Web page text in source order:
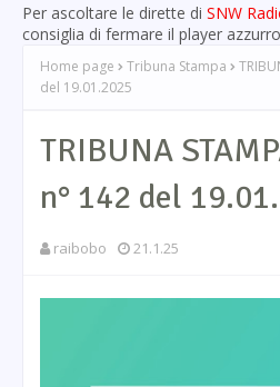
Per ascoltare le dirette di SNW
consiglia di fermare il player
Home page Tribuna Stampa
del 19.01.2025
TRIBUNA
n° 142 del
raibobo 21.1.25